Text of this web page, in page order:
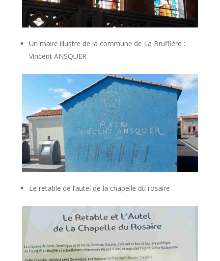
Un maire illustre de la commune de La Bruffière :
Vincent ANSQUER
Le retable de l’autel de la chapelle du rosaire